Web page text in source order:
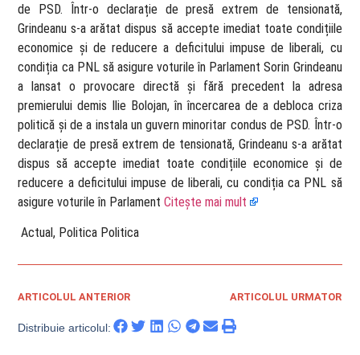
de PSD. Într-o declarație de presă extrem de tensionată,
Grindeanu s-a arătat dispus să accepte imediat toate condițiile
economice și de reducere a deficitului impuse de liberali, cu
condiția ca PNL să asigure voturile în Parlament Sorin Grindeanu
a lansat o provocare directă și fără precedent la adresa
premierului demis Ilie Bolojan, în încercarea de a debloca criza
politică și de a instala un guvern minoritar condus de PSD. Într-o
declarație de presă extrem de tensionată, Grindeanu s-a arătat
dispus să accepte imediat toate condițiile economice și de
reducere a deficitului impuse de liberali, cu condiția ca PNL să
asigure voturile în ParlamentCitește mai mult
​ Actual, Politica Politica
ARTICOLUL ANTERIOR ARTICOLUL URMATOR
Distribuie articolul: